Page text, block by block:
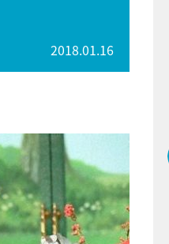
2018.01.16
ラブ！げーみんぐ』＝LOV
愛羅＆佐々木舞香SPインタ